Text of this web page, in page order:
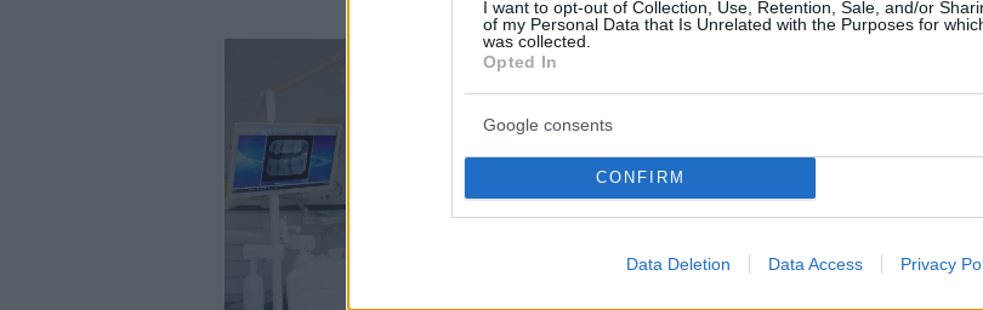
I want to opt-out of Collection, Use, Retention, Sale, and/or
of my Personal Data that Is Unrelated with the Purposes for
was collected.
Opted In
Google consents
CONFIRM
Data Deletion Data Access Privacy